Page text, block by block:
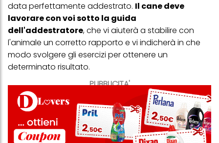
PUBBLICITA'
data perfettamente addestrato. Il cane deve
lavorare con voi sotto la guida
dell'addestratore, che vi aiuterà a stabilire con
l'animale un corretto rapporto e vi indicherà in che
modo svolgere gli esercizi per ottenere un
determinato risultato.